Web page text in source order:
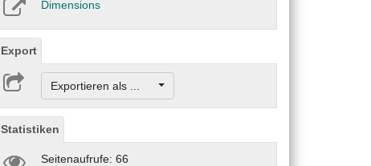
Dimensions
Export
Exportieren als ...
Statistiken
Seitenaufrufe: 66